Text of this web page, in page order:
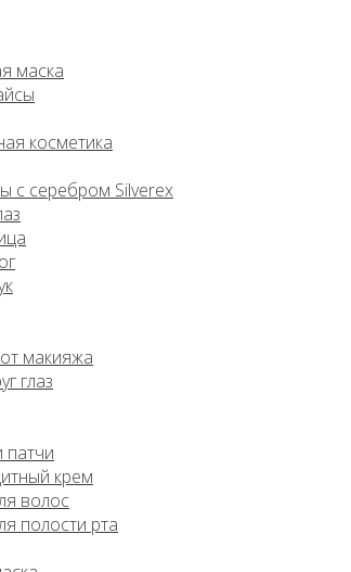
маска
косметика
с серебром Silverex
макияжа
глаз
патчи
крем
волос
полости рта